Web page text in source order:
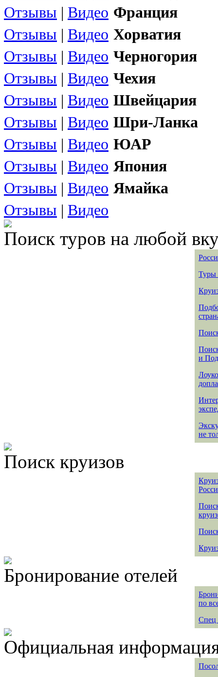
Отзывы | Видео Франция
Отзывы | Видео Хорватия
Отзывы | Видео Черногория
Отзывы | Видео Чехия
Отзывы | Видео Швейцария
Отзывы | Видео Шри-Ланка
Отзывы | Видео ЮАР
Отзывы | Видео Япония
Отзывы | Видео Ямайка
Отзывы | Видео
Поиск туров на любой
Туры
и
не
Поиск круизов
Бронирование отелей
по
Спец
Официальная